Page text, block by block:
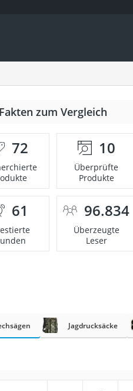
Fakten zum Vergleich
72 10
Überprüfte
Produkte
61 96.834
Überzeugte
Leser
Jagdrucksäcke